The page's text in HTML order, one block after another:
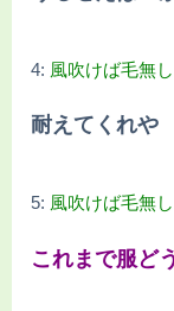
4: 風吹けば毛無し
耐えてくれや
5: 風吹けば毛無し
これまで服ど